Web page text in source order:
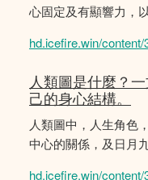
心固定及有顯響力，
hd.icefire.win/content/
人類圖是什麼？
己的身心結構。
人類圖中，人生角色
中心的關係，及日月
hd.icefire.win/content/